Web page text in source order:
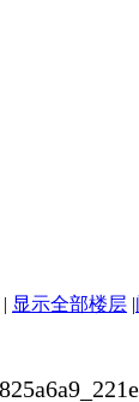
| 显示全部楼层 |